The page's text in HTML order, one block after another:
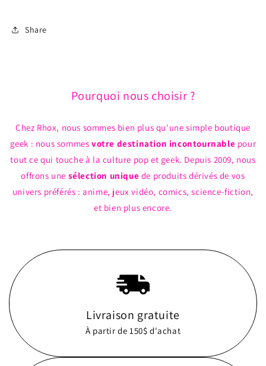
Share
Pourquoi nous choisir ?
Chez Rhox, nous sommes bien plus qu'une simple boutique
geek : nous sommesvotre destination incontournable pour
tout ce qui touche à la culture pop et geek. Depuis 2009, nous
offrons une sélection unique de produits dérivés de vos
univers préférés : anime, jeux vidéo, comics, science-fiction,
et bien plus encore.
Livraison gratuite
À partir de 150$ d'achat